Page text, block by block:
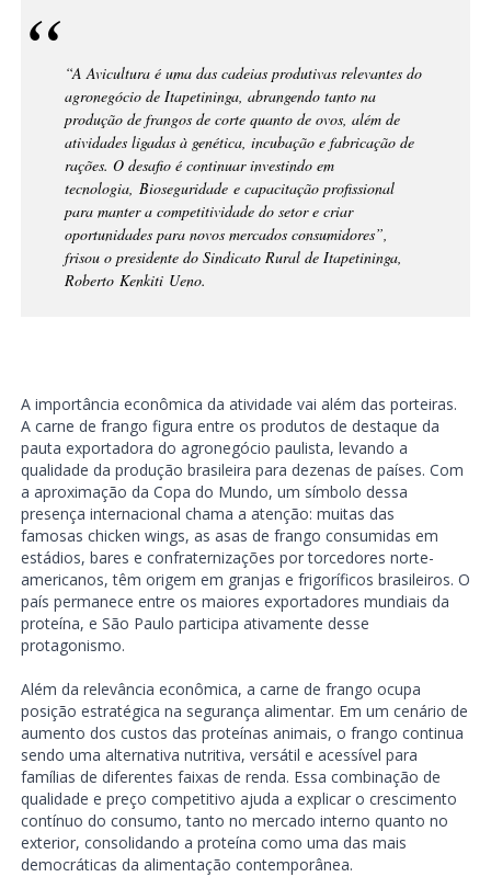
“A Avicultura é uma das cadeias produtivas relevantes do
agronegócio de Itapetininga, abrangendo tanto na
produção de frangos de corte quanto de ovos, além de
atividades ligadas à genética, incubação e fabricação de
rações. O desafio é continuar investindo em
tecnologia, Bioseguridade e capacitação profissional
para manter a competitividade do setor e criar
oportunidades para novos mercados consumidores”,
frisou o presidente do Sindicato Rural de Itapetininga,
Roberto Kenkiti Ueno.
A importância econômica da atividade vai além das porteiras.
A carne de frango figura entre os produtos de destaque da
pauta exportadora do agronegócio paulista, levando a
qualidade da produção brasileira para dezenas de países. Com
a aproximação da Copa do Mundo, um símbolo dessa
presença internacional chama a atenção: muitas das
famosas chicken wings, as asas de frango consumidas em
estádios, bares e confraternizações por torcedores norte-
americanos, têm origem em granjas e frigoríficos brasileiros. O
país permanece entre os maiores exportadores mundiais da
proteína, e São Paulo participa ativamente desse
protagonismo.
Além da relevância econômica, a carne de frango ocupa
posição estratégica na segurança alimentar. Em um cenário de
aumento dos custos das proteínas animais, o frango continua
sendo uma alternativa nutritiva, versátil e acessível para
famílias de diferentes faixas de renda. Essa combinação de
qualidade e preço competitivo ajuda a explicar o crescimento
contínuo do consumo, tanto no mercado interno quanto no
exterior, consolidando a proteína como uma das mais
democráticas da alimentação contemporânea.